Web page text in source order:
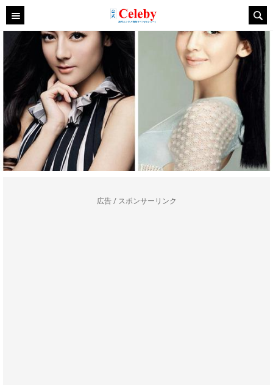
広告 / スポンサーリンク